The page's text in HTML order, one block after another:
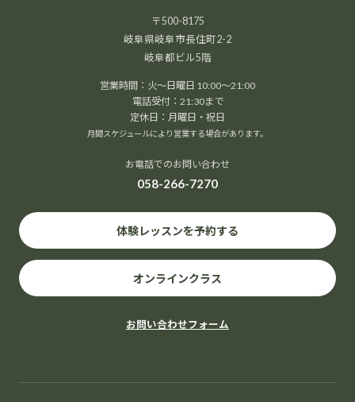
〒500-8175
岐阜県岐阜市長住町2-2
岐阜都ビル5階
営業時間：火～日曜日 10:00～21:00
電話受付：21:30まで
定休日：月曜日・祝日
月間スケジュールにより営業する場合があります。
お電話でのお問い合わせ
058-266-7270
体験レッスンを予約する
オンラインクラス
お問い合わせフォーム